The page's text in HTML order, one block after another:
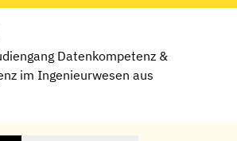
Datenkompetenz &
im Ingenieurwesen aus